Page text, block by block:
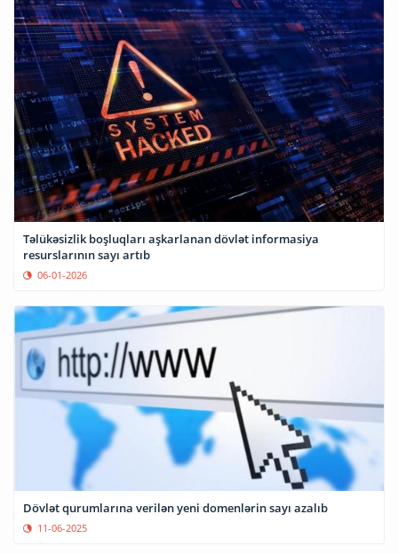
Təlükəsizlik boşluqları aşkarlanan dövlət informasiya
resurslarının sayı artıb
06-01-2026
Dövlət qurumlarına verilən yeni domenlərin sayı azalıb
11-06-2025